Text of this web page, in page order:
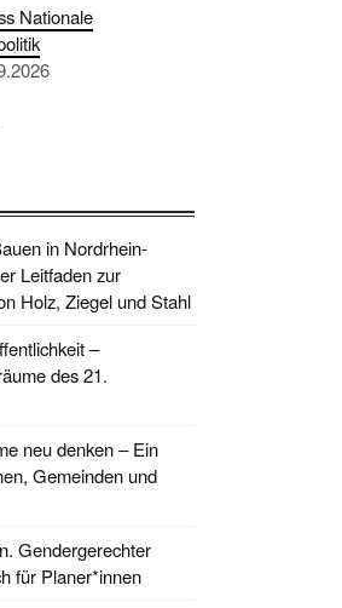
Nationale
in Nordrhein-
Leitfaden zur
Holz, Ziegel und Stahl
–
des 21.
neu denken – Ein
Gemeinden und
Gendergerechter
für Planer*innen